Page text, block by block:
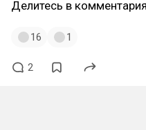
Делитесь в
16 1
2